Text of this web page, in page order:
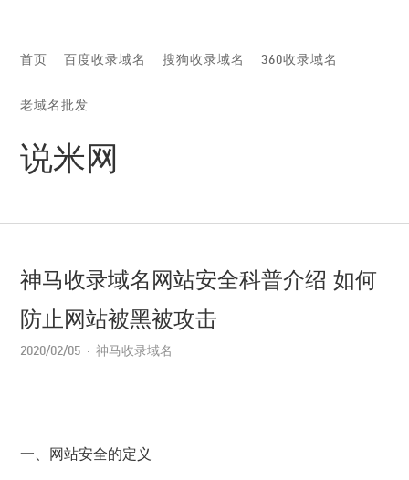
首页 百度收录域名 搜狗收录域名 360收录域名
老域名批发
说米网
神马收录域名网站安全科普介绍 如何
防止网站被黑被攻击
2020/02/05 神马收录域名
一、网站安全的定义